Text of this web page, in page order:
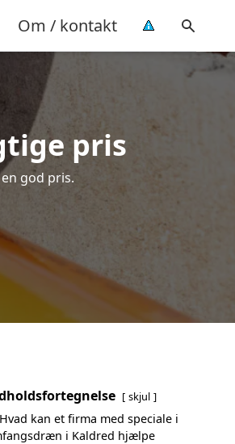
Om / kontakt
pris
god pris.
skjul
Hvad kan et firma med speciale i
i Kaldred hjælpe